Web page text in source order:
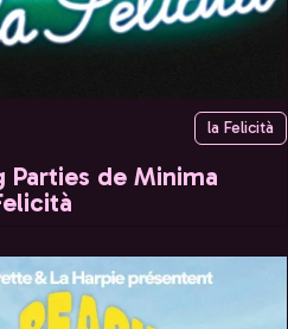
la Felicità
Parties de Minima